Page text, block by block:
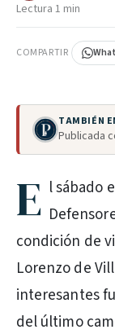
Lectura 1 min
COMPARTIR
TAMBIÉN
Publicada
E l sábado
condición de
Lorenzo de
interesantes
del último